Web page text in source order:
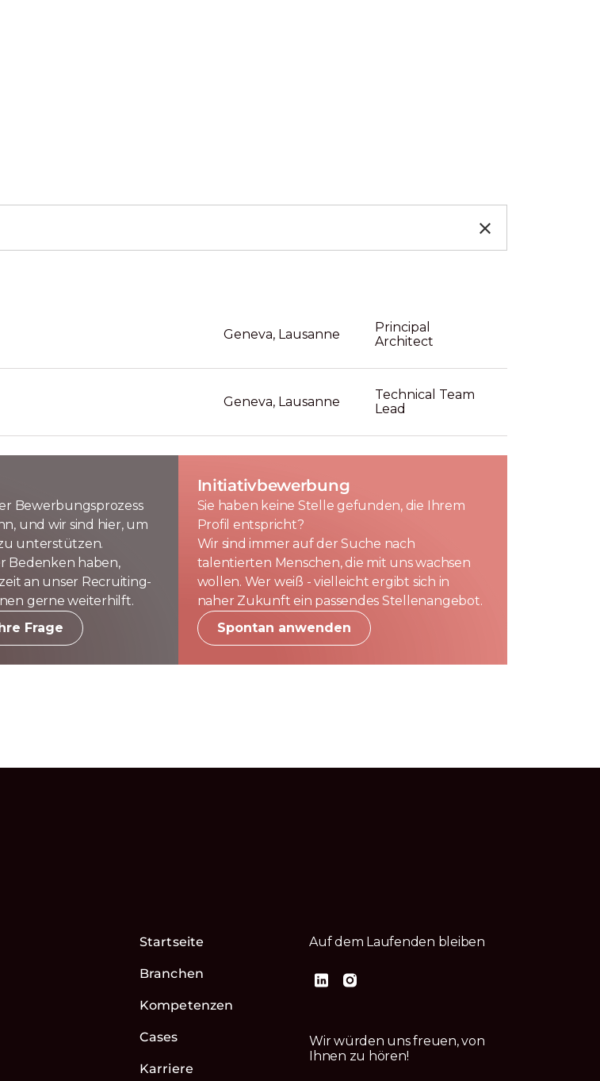
Geneva, Lausanne
Principal
Architect
Geneva, Lausanne
Technical Team
Lead
Bewerbungsprozess
und wir sind hier, um
unterstützen.
Bedenken haben,
an unser Recruiting-
gerne weiterhilft.
Frage
Initiativbewerbung
Sie haben keine Stelle gefunden, die Ihrem
Profil entspricht?
Wir sind immer auf der Suche nach
talentierten Menschen, die mit uns wachsen
wollen. Wer weiß - vielleicht ergibt sich in
naher Zukunft ein passendes Stellenangebot.
Spontan anwenden
Startseite
Branchen
Kompetenzen
Cases
Karriere
Auf dem Laufenden bleiben
Wir würden uns freuen, von
Ihnen zu hören!